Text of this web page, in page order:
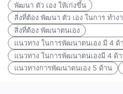
พัฒนา ตัว เอง ให้เก่งขึ้น
สิ่งที่ต้อง พัฒนา ตัว เอง ในการ ทำง
สิ่งที่ต้อง พัฒนาตนเอง
แนวทาง ในการพัฒนาตนเอง มี 4 ด้
แนวทาง ในการพัฒนาตนเองมี 4 ด้า
แนวทางการพัฒนาตนเอง 5 ด้าน